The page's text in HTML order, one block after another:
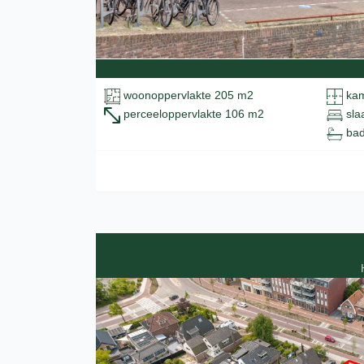
woonoppervlakte 205 m2
perceeloppervlakte 106 m2